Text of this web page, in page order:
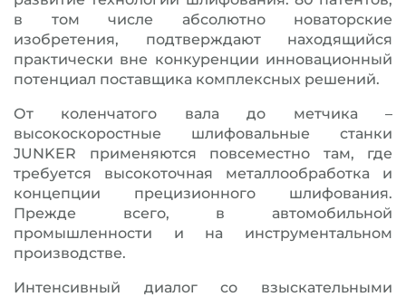
в том числе абсолютно новаторские
изобретения, подтверждают находящийся
практически вне конкуренции инновационный
потенциал поставщика комплексных решений.
От коленчатого вала до метчика –
высокоскоростные шлифовальные станки
JUNKER применяются повсеместно там, где
требуется высокоточная металлообработка и
концепции прецизионного шлифования.
Прежде всего, в автомобильной
промышленности и на инструментальном
производстве.
Интенсивный диалог со взыскательными